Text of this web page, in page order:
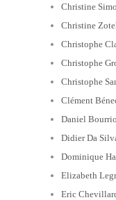
Christine
Christine
Christophe
Christophe
Christophe
Clément
Daniel
Didier Da
Dominique
Elizabeth
Eric